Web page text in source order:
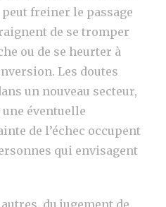
freiner le passage
de se tromper
ou de se heurter à
Les doutes
un nouveau secteur,
éventuelle
de l’échec occupent
qui envisagent
du jugement de